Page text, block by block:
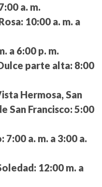
a. m.
10:00 a. m. a
a 6:00 p. m.
parte alta: 8:00
Hermosa, San
San Francisco: 5:00
7:00 a. m. a 3:00 a.
12:00 m. a